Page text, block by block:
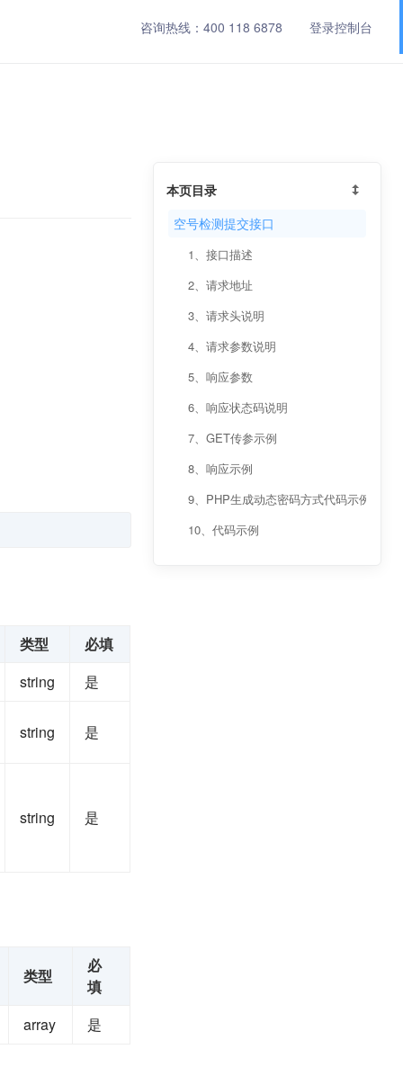
咨询热线： 400 118 6878 登录控制台
类型
必填
string
是
string 是
string 是
类型
必
填
array
是
本页目录
空号检测提交接口
1、接口描述
2、请求地址
3、请求头说明
4、请求参数说明
5、响应参数
6、响应状态码说明
7、GET传参示例
8、响应示例
9、PHP生成动态密码方式代码示例
10、代码示例